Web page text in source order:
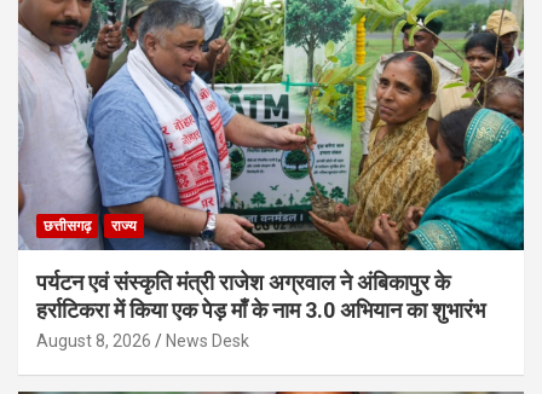
छत्तीसगढ़ राज्य
पर्यटन एवं संस्कृति मंत्री राजेश अग्रवाल ने अंबिकापुर के
हर्राटिकरा में किया एक पेड़ माँ के नाम 3.0 अभियान का शुभारंभ
August 8, 2026 News Desk